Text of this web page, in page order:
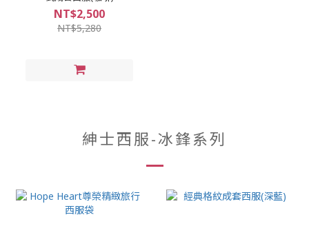
NT$2,500
NT$5,280
紳士西服-冰鋒系列